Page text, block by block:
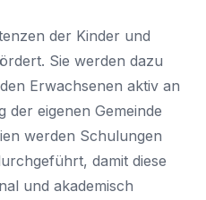
der Kinder und
Sie werden dazu
Erwachsenen aktiv an
eigenen Gemeinde
werden Schulungen
damit diese
und akademisch